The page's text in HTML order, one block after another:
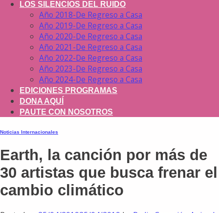
LOS SILENCIOS DEL RUIDO
Año 2018-De Regreso a Casa
Año 2019-De Regreso a Casa
Año 2020-De Regreso a Casa
Año 2021-De Regreso a Casa
Año 2022-De Regreso a Casa
Año 2023-De Regreso a Casa
Año 2024-De Regreso a Casa
EDICIONES PROGRAMAS
DONA AQUÍ
PAUTE CON NOSOTROS
Noticias Internacionales
Earth, la canción por más de
30 artistas que busca frenar el
cambio climático